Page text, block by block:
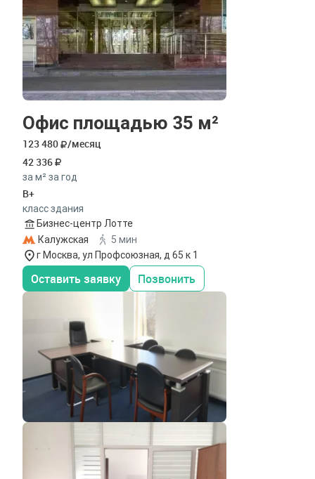
Офис площадью 35 м²
123 480
/месяц
42 336
за м² за год
B+
класс здания
Бизнес-центр Лотте
Калужская
5 мин
г Москва, ул Профсоюзная, д 65 к 1
Оставить заявку Позвонить